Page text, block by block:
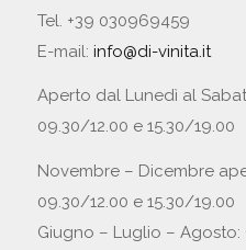
Tel. +39 030969459
E-mail: info@di-vinita.it
Aperto dal Lunedì al
09.30/12.00 e 15.30/19.00
Novembre – Dicembre
09.30/12.00 e 15.30/19.00
Giugno – Luglio –